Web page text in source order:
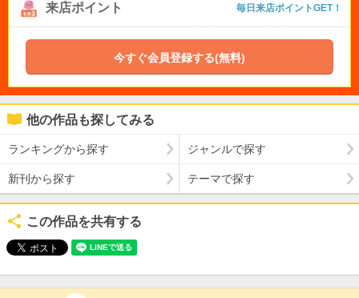
来店ポイント 毎日来店ポイントGET！
今すぐ会員登録する(無料)
他の作品も探してみる
ランキングから探す ジャンルで探す
新刊から探す テーマで探す
この作品を共有する